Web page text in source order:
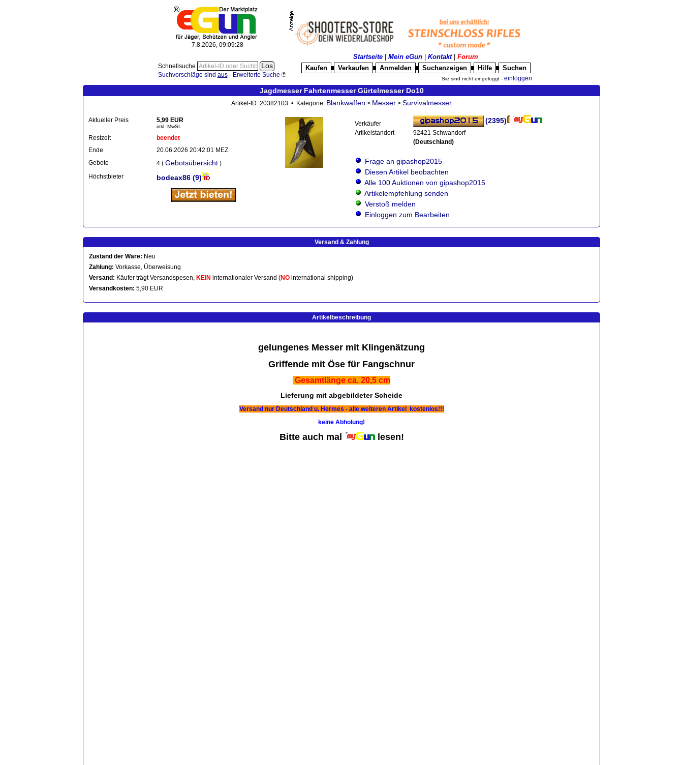
7.8.2026, 09:09:28
Schnellsuche
Suchvorschläge sind aus- Erweiterte Suche
Startseite Mein eGun Kontakt| Forum
Kaufen
Verkaufen Anmelden Suchanzeigen Hilfe Suchen
Sie sind nicht eingeloggt - einloggen
Jagdmesser Fahrtenmesser Gürtelmesser Do10
Artikel-ID: 20382103 • Kategorie: Blankwaffen > Messer > Survivalmesser
Aktueller Preis 5,99 EUR
inkl. MwSt.
Restzeit
beendet
Ende
20.06.2026 20:42:01 MEZ
Gebote
4 ( Gebotsübersicht )
Höchstbieter
bodeax86 (9)
Verkäufer (2395)
Artikelstandort
92421 Schwandorf
(Deutschland)
Frage an gipashop2015
Diesen Artikel beobachten
Alle 100 Auktionen von gipashop2015
Artikelempfehlung senden
Verstoß melden
Einloggen zum Bearbeiten
Versand & Zahlung
Zustand der Ware: Neu
Zahlung: Vorkasse, Überweisung
Versand: Käufer trägt Versandspesen, KEIN internationaler Versand (NO international shipping)
Versandkosten: 5,90 EUR
Artikelbeschreibung
gelungenes Messer mit Klingenätzung
Griffende mit Öse für Fangschnur
Gesamtlänge ca. 20,5 cm
Lieferung mit abgebildeter Scheide
Versand nur Deutschland u. Hermes - alle weiteren Artikel kostenlos!!!
keine Abholung!
Bitte auch mal lesen!